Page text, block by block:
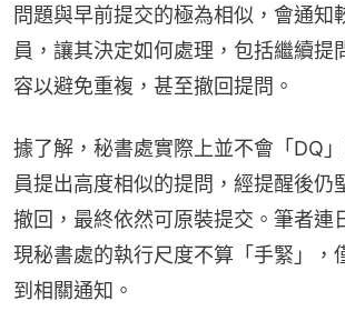
問題與早前提交的極為相似，會通知
員，讓其決定如何處理，包括繼續提
容以避免重複，甚至撤回提問。
據了解，秘書處實際上並不會「DQ
員提出高度相似的提問，經提醒後仍
撤回，最終依然可原裝提交。筆者連
現秘書處的執行尺度不算「手緊」，
到相關通知。